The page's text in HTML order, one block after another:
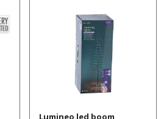
Lumineo led boom